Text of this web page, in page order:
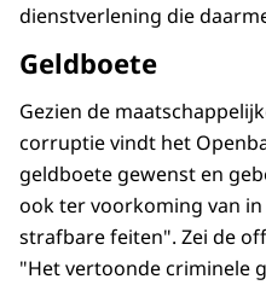
dienstverlening die
Geldboete
Gezien de
corruptie vindt het
geldboete gewenst en
ook ter voorkoming van
strafbare feiten". Zei de
"Het vertoonde criminele